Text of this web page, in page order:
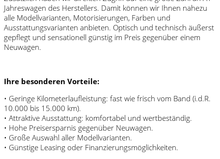
Jahreswagen des Herstellers. Damit können wir Ihnen nahezu
alle Modellvarianten, Motorisierungen, Farben und
Ausstattungsvarianten anbieten. Optisch und technisch äußerst
gepflegt und sensationell günstig im Preis gegenüber einem
Neuwagen.
Ihre besonderen Vorteile:
• Geringe Kilometerlaufleistung: fast wie frisch vom Band (i.d.R.
10.000 bis 15.000 km).
• Attraktive Ausstattung: komfortabel und wertbeständig.
• Hohe Preisersparnis gegenüber Neuwagen.
• Große Auswahl aller Modellvarianten.
• Günstige Leasing oder Finanzierungsmöglichkeiten.